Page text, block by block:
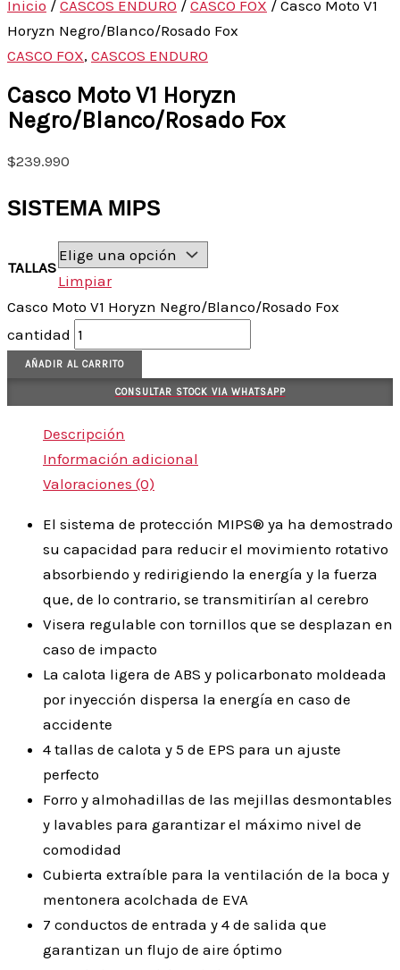
Inicio / CASCOS ENDURO / CASCO FOX / Casco Moto V1
Horyzn Negro/Blanco/Rosado Fox
CASCO FOX, CASCOS ENDURO
Casco Moto V1 Horyzn
Negro/Blanco/Rosado Fox
$239.990
SISTEMA MIPS
TALLAS
Limpiar
Casco Moto V1 Horyzn Negro/Blanco/Rosado Fox
cantidad
AÑADIR AL CARRITO
CONSULTAR STOCK VIA WHATSAPP
Descripción
Información adicional
Valoraciones (0)
El sistema de protección MIPS® ya ha demostrado
su capacidad para reducir el movimiento rotativo
absorbiendo y redirigiendo la energía y la fuerza
que, de lo contrario, se transmitirían al cerebro
Visera regulable con tornillos que se desplazan en
caso de impacto
La calota ligera de ABS y policarbonato moldeada
por inyección dispersa la energía en caso de
accidente
4 tallas de calota y 5 de EPS para un ajuste
perfecto
Forro y almohadillas de las mejillas desmontables
y lavables para garantizar el máximo nivel de
comodidad
Cubierta extraíble para la ventilación de la boca y
mentonera acolchada de EVA
7 conductos de entrada y 4 de salida que
garantizan un flujo de aire óptimo